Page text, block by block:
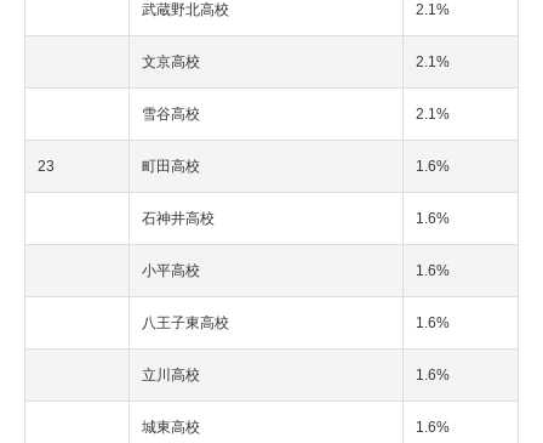
武蔵野北高校 2.1%
文京高校 2.1%
雪谷高校 2.1%
23 町田高校 1.6%
石神井高校 1.6%
小平高校 1.6%
八王子東高校 1.6%
立川高校 1.6%
城東高校 1.6%